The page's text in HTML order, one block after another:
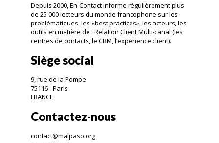
Depuis 2000, En-Contact informe régulièrement plus
de 25 000 lecteurs du monde francophone sur les
problématiques, les «best practices», les acteurs, les
outils en matière de : Relation Client Multi-canal (les
centres de contacts, le CRM, l’expérience client).
Siège social
9, rue de la Pompe
75116 - Paris
FRANCE
Contactez-nous
contact@malpaso.org